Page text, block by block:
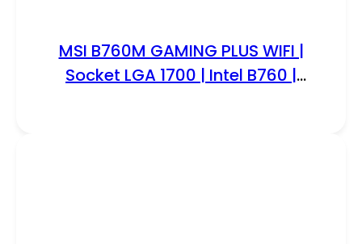
MSI B760M GAMING PLUS WIFI |
Socket LGA 1700 | Intel B760 |